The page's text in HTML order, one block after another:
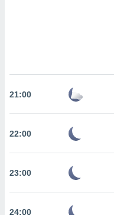
de
En
21:00
22:00
23:00
24:00